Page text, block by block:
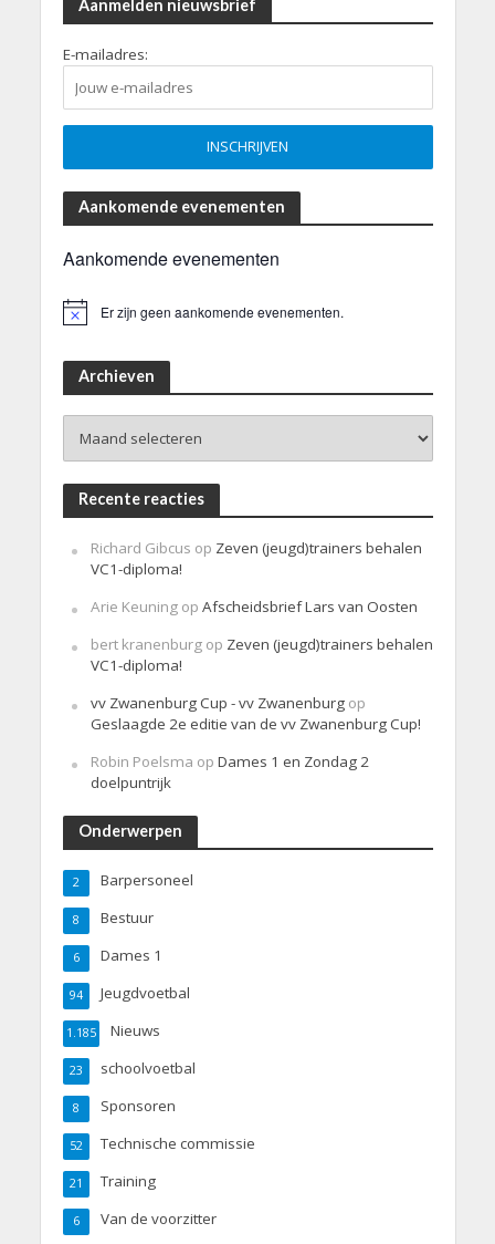
Aanmelden nieuwsbrief
E-mailadres:
Aankomende evenementen
Aankomende evenementen
Er zijn geen aankomende evenementen.
Archieven
Recente reacties
Richard Gibcus op Zeven (jeugd)trainers behalen
VC1-diploma!
Arie Keuningop Afscheidsbrief Lars van Oosten
bert kranenburgop Zeven (jeugd)trainers behalen
VC1-diploma!
vv Zwanenburg Cup - vv Zwanenburgop
Geslaagde 2e editie van de vv Zwanenburg Cup!
Robin Poelsma op Dames 1 en Zondag 2
doelpuntrijk
Onderwerpen
Barpersoneel
2
Bestuur
8
Dames 1
6
Jeugdvoetbal
94
Nieuws
1.185
schoolvoetbal
23
Sponsoren
8
Technische commissie
52
Training
21
Van de voorzitter
6